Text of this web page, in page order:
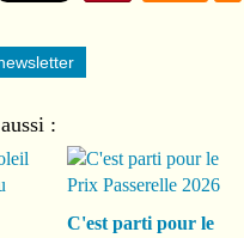
:
C'est parti pour le